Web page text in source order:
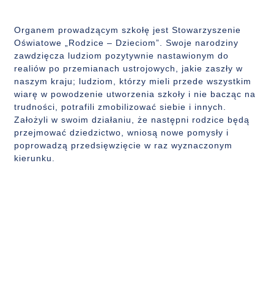
Organem prowadzącym szkołę jest Stowarzyszenie
Oświatowe „Rodzice – Dzieciom”. Swoje narodziny
zawdzięcza ludziom pozytywnie nastawionym do
realiów po przemianach ustrojowych, jakie zaszły w
naszym kraju; ludziom, którzy mieli przede wszystkim
wiarę w powodzenie utworzenia szkoły i nie bacząc na
trudności, potrafili zmobilizować siebie i innych.
Założyli w swoim działaniu, że następni rodzice będą
przejmować dziedzictwo, wniosą nowe pomysły i
poprowadzą przedsięwzięcie w raz wyznaczonym
kierunku.